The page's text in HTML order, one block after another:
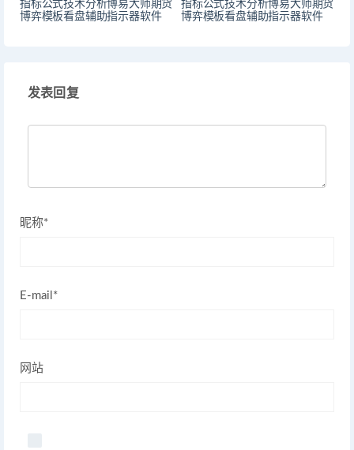
指标公式技术分析博易大师期货
博弈模板看盘辅助指示器软件
指标公式技术分析博易大师期货
博弈模板看盘辅助指示器软件
发表回复
昵称*
E-mail*
网站